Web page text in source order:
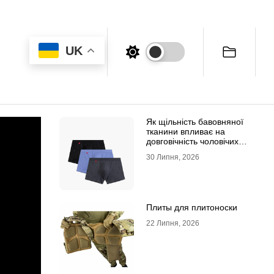
UK
Як щільність бавовняної
тканини впливає на
довговічність чоловічих
30 Липня, 2026
Плиты для плитоноски
22 Липня, 2026